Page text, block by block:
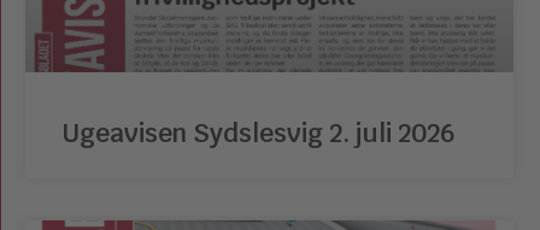
Ugeavisen Sydslesvig 2. juli 2026